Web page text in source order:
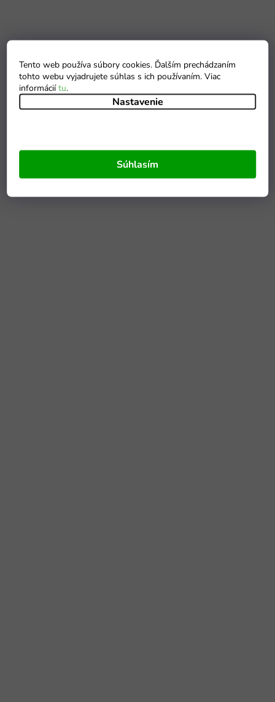
Tento web používa súbory cookies. Ďalším prechádzaním
tohto webu vyjadrujete súhlas s ich používaním. Viac
informáciítu.
Nastavenie
Súhlasím